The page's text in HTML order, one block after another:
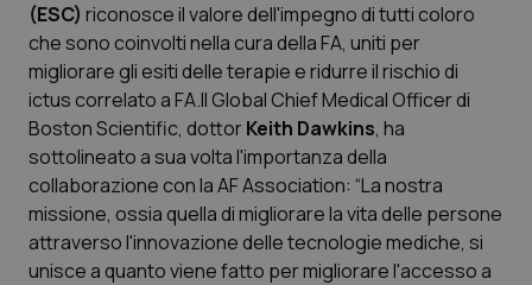
Sardegna
Sicilia
Toscana
Umbria
Malattia di Crohn & Rettocolite Ulcerosa
Neuroscienze & patologie neurodegenerative
Obesità
Oftalmologia
(ESC) riconosce il valore dell'impegno di tutti coloro
che sono coinvolti nella cura della FA, uniti per
migliorare gli esiti delle terapie e ridurre il rischio di
ictus correlato a FA.Il Global Chief Medical Officer di
Boston Scientific, dottorKeith Dawkins, ha
sottolineato a sua volta l'importanza della
collaborazione con la AF Association: “La nostra
missione, ossia quella di migliorare la vita delle persone
attraverso l'innovazione delle tecnologie mediche, si
unisce a quanto viene fatto per migliorare l'accesso a